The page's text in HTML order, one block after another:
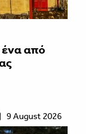
ένα από
9 August 2026